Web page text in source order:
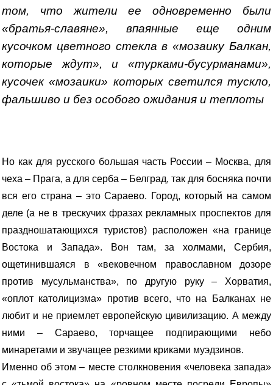
том, что жители ее одновременно были
«братья-славяне», впаянные еще одним
кусочком цветного стекла в «мозаику Балкан,
которые ждут», и «турками-бусурманами»,
кусочек «мозаики» которых светился тускло,
фальшиво и без особого ожидания и теплоты
Но как для русского большая часть России – Москва, для
чеха – Прага, а для серба – Белград, так для босняка почти
вся его страна – это Сараево. Город, который на самом
деле (а не в трескучих фразах рекламных проспектов для
праздношатающихся туристов) расположен «на границе
Востока и Запада». Вон там, за холмами, Сербия,
ощетинившаяся в «вековечном православном дозоре
против мусульманства», по другую руку – Хорватия,
«оплот католицизма» против всего, что на Балканах не
любит и не приемлет европейскую цивилизацию. А между
ними – Сараево, торчащее подпирающими небо
минаретами и звучащее резкими криками муэдзинов.
Именно об этом – месте столкновения «человека запада»